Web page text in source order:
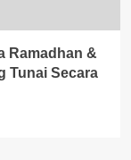
Ramadhan &
Tunai Secara